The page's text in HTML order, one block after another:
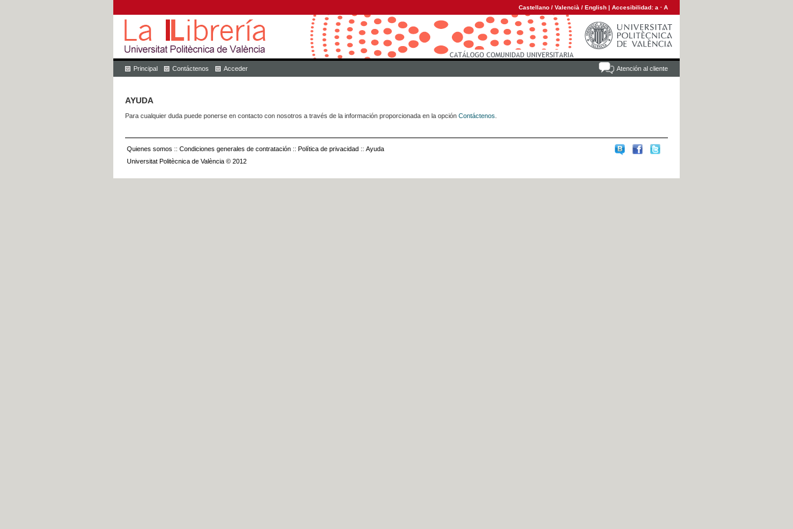
Castellano / Valencià / English | Accesibilidad: a · A
Atención al cliente
Principal Contáctenos Acceder
AYUDA
Para cualquier duda puede ponerse en contacto con nosotros a través de la información proporcionada en la opción Contáctenos
Quienes somos :: Condiciones generales de contratación :: Política de privacidad :: Ayuda
Universitat Politècnica de València © 2012